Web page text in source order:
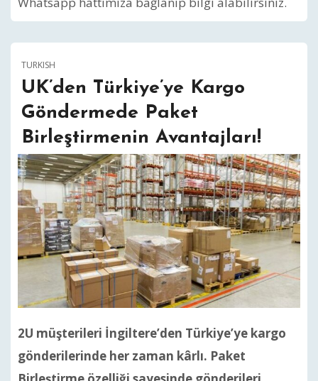
TURKISH
UK’den Türkiye’ye Kargo
Göndermede Paket
Birleştirmenin Avantajları!
2U müşterileri İngiltere’den Türkiye’ye kargo
gönderilerinde her zaman kârlı. Paket